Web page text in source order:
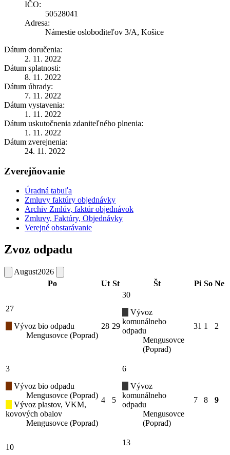
IČO:
50528041
Adresa:
Námestie osloboditeľov 3/A, Košice
Dátum doručenia:
2. 11. 2022
Dátum splatnosti:
8. 11. 2022
Dátum úhrady:
7. 11. 2022
Dátum vystavenia:
1. 11. 2022
Dátum uskutočnenia zdaniteľného plnenia:
1. 11. 2022
Dátum zverejnenia:
24. 11. 2022
Zverejňovanie
Úradná tabuľa
Zmluvy faktúry objednávky
Archiv Zmlúv, faktúr objednávok
Zmluvy, Faktúry, Objednávky
Verejné obstarávanie
Zvoz odpadu
August2026
Po
Ut St Št Pi So Ne
27
Vývoz bio odpadu
Mengusovce (Poprad)
28 29
30
Vývoz
komunálneho
odpadu
Mengusovce
(Poprad)
31 1 2
3
Vývoz bio odpadu
Mengusovce (Poprad)
Vývoz plastov, VKM,
kovových obalov
Mengusovce (Poprad)
4 5
6
Vývoz
komunálneho
odpadu
Mengusovce
(Poprad)
7 8 9
10
13